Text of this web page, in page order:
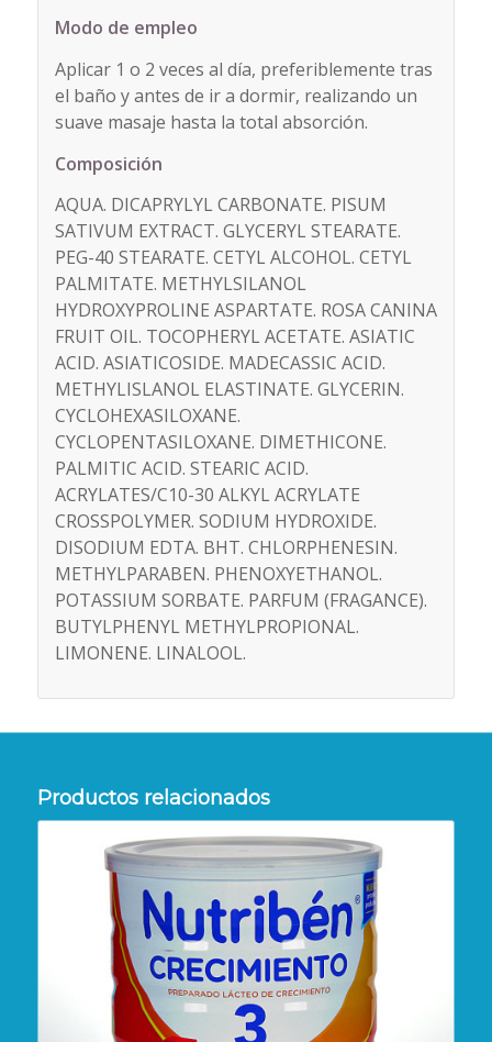
Modo de empleo
Aplicar 1 o 2 veces al día, preferiblemente tras
el baño y antes de ir a dormir, realizando un
suave masaje hasta la total absorción.
Composición
AQUA. DICAPRYLYL CARBONATE. PISUM
SATIVUM EXTRACT. GLYCERYL STEARATE.
PEG-40 STEARATE. CETYL ALCOHOL. CETYL
PALMITATE. METHYLSILANOL
HYDROXYPROLINE ASPARTATE. ROSA CANINA
FRUIT OIL. TOCOPHERYL ACETATE. ASIATIC
ACID. ASIATICOSIDE. MADECASSIC ACID.
METHYLISLANOL ELASTINATE. GLYCERIN.
CYCLOHEXASILOXANE.
CYCLOPENTASILOXANE. DIMETHICONE.
PALMITIC ACID. STEARIC ACID.
ACRYLATES/C10-30 ALKYL ACRYLATE
CROSSPOLYMER. SODIUM HYDROXIDE.
DISODIUM EDTA. BHT. CHLORPHENESIN.
METHYLPARABEN. PHENOXYETHANOL.
POTASSIUM SORBATE. PARFUM (FRAGANCE).
BUTYLPHENYL METHYLPROPIONAL.
LIMONENE. LINALOOL.
Productos relacionados